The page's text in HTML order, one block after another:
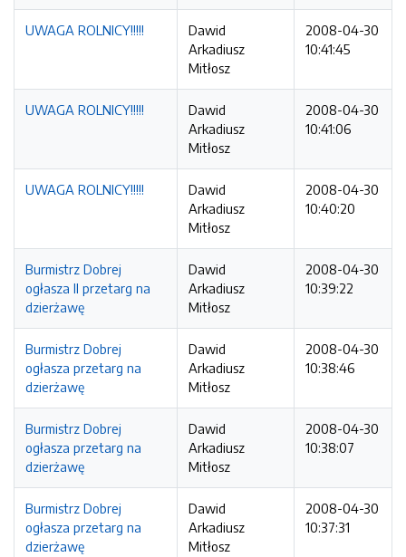
UWAGA ROLNICY!!!!!
Dawid
Arkadiusz
Mitłosz
2008-04-30
10:41:45
UWAGA ROLNICY!!!!!
Dawid
Arkadiusz
Mitłosz
2008-04-30
10:41:06
UWAGA ROLNICY!!!!!
Dawid
Arkadiusz
Mitłosz
2008-04-30
10:40:20
Burmistrz Dobrej
ogłasza II przetarg na
dzierżawę
Dawid
Arkadiusz
Mitłosz
2008-04-30
10:39:22
Burmistrz Dobrej
ogłasza przetarg na
dzierżawę
Dawid
Arkadiusz
Mitłosz
2008-04-30
10:38:46
Burmistrz Dobrej
ogłasza przetarg na
dzierżawę
Dawid
Arkadiusz
Mitłosz
2008-04-30
10:38:07
Burmistrz Dobrej
ogłasza przetarg na
dzierżawę
Dawid
Arkadiusz
Mitłosz
2008-04-30
10:37:31